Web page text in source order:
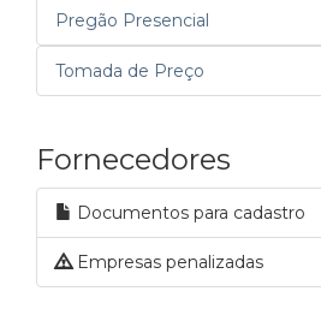
Pregão Presencial
Tomada de Preço
Fornecedores
Documentos para cadastro
Empresas penalizadas